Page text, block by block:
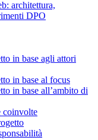
architettura,
DPO
in base agli attori
in base al focus
in base all’ambito di
coinvolte